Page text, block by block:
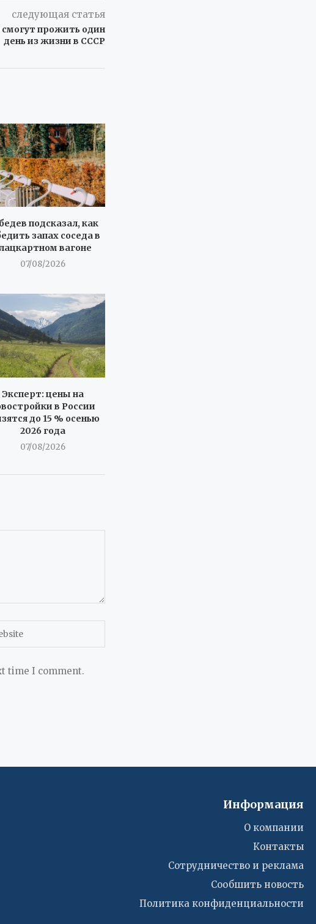
следующая статья
прожить один
день из жизни в СССР
подсказал, как
запах соседа в
вагоне
07/08/2026
Эксперт: цены на
в России
до 15 % осенью
2026 года
07/08/2026
time I comment.
Информация
О компании
Контакты
Сотрудничество и реклама
Сообшить новость
Политика конфиденциальности